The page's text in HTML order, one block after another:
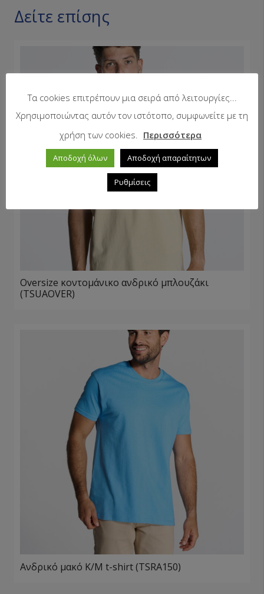
Δείτε επίσης
Oversize κοντομάνικο ανδρικό μπλουζάκι
(TSUAOVER)
Ανδρικό μακό Κ/Μ t-shirt (TSRA150)
Τα cookies επιτρέπουν μια σειρά από λειτουργίες...
Χρησιμοποιώντας αυτόν τον ιστότοπο, συμφωνείτε με τη
χρήση των cookies.
Περισσότερα
Αποδοχή όλων Αποδοχή απαραίτητων
Ρυθμίσεις